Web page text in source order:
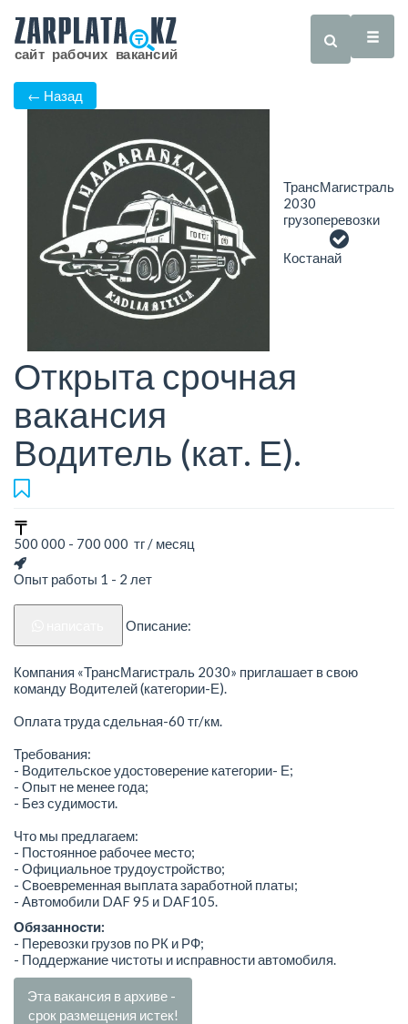
← Назад
ТрансМагистраль
2030
грузоперевозки
Костанай
Открыта срочная
вакансия
Водитель (кат. Е).
500 000 - 700 000 тг / месяц
Опыт работы 1 - 2 лет
Описание:
Компания «ТрансМагистраль 2030» приглашает в свою
команду Водителей (категории-Е).
Оплата труда сдельная-60 тг/км.
Требования:
- Водительское удостоверение категории- Е;
- Опыт не менее года;
- Без судимости.
Что мы предлагаем:
- Постоянное рабочее место;
- Официальное трудоустройство;
- Своевременная выплата заработной платы;
- Автомобили DAF 95 и DAF105.
Обязанности:
- Перевозки грузов по РК и РФ;
- Поддержание чистоты и исправности автомобиля.
Эта вакансия в архиве -
срок размещения истек!